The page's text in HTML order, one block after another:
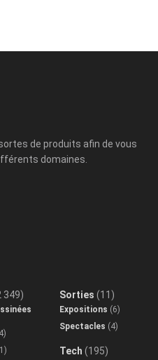
de produits afin de vous
domaines.
349) Sorties (11)
Expositions (6)
Spectacles (4)
Tech (195)